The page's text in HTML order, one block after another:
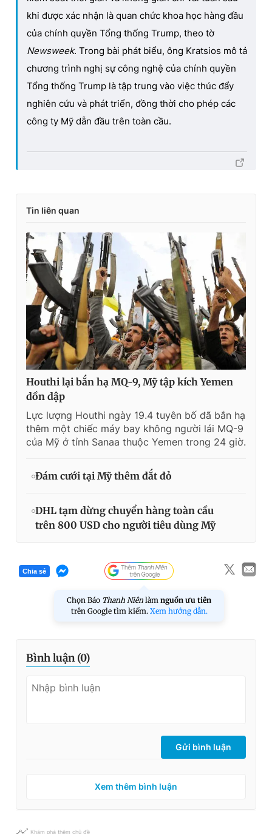
khi được xác nhận là quan chức khoa học hàng đầu
của chính quyền Tổng thống Trump, theo tờ
Newsweek. Trong bài phát biểu, ông Kratsios mô tả
chương trình nghị sự công nghệ của chính quyền
Tổng thống Trump là tập trung vào việc thúc đẩy
nghiên cứu và phát triển, đồng thời cho phép các
công ty Mỹ dẫn đầu trên toàn cầu.
Tin liên quan
Houthi lại bắn hạ MQ-9, Mỹ tập kích Yemen
dồn dập
Lực lượng Houthi ngày 19.4 tuyên bố đã bắn hạ
thêm một chiếc máy bay không người lái MQ-9
của Mỹ ở tỉnh Sanaa thuộc Yemen trong 24 giờ.
Đám cưới tại Mỹ thêm đắt đỏ
DHL tạm dừng chuyển hàng toàn cầu
trên 800 USD cho người tiêu dùng Mỹ
Chia sẻ
Chọn Báo Thanh Niên làm nguồn ưu tiên
trên Google tìm kiếm. Xem hướng dẫn.
Bình luận (0)
Gửi bình luận
Xem thêm bình luận
Khám phá thêm chủ đề